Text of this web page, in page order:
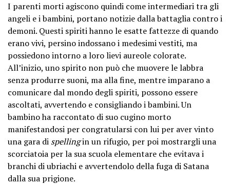
I parenti morti agiscono quindi come intermediari tra gli
angeli e i bambini, portano notizie dalla battaglia contro i
demoni. Questi spiriti hanno le esatte fattezze di quando
erano vivi, persino indossano i medesimi vestiti, ma
possiedono intorno a loro lievi aureole colorate.
All’inizio, uno spirito non può che muovere le labbra
senza produrre suoni, ma alla fine, mentre imparano a
comunicare dal mondo degli spiriti, possono essere
ascoltati, avvertendo e consigliando i bambini. Un
bambino ha raccontato di suo cugino morto
manifestandosi per congratularsi con lui per aver vinto
una gara di spellingin un rifugio, per poi mostrargli una
scorciatoia per la sua scuola elementare che evitava i
branchi di ubriachi e avvertendolo della fuga di Satana
dalla sua prigione.